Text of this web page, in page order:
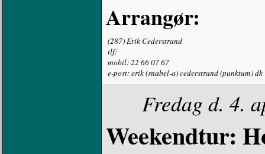
Arrangør:
(287) Erik Cederstrand
tlf:
mobil: 22 66 07 67
e-post: erik (snabel-a) cederstrand (punktum) dk
Fredag d. 4.
Weekendtur: